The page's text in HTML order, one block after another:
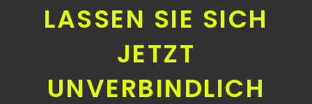
LASSEN SIE SICH
JETZT
UNVERBINDLICH